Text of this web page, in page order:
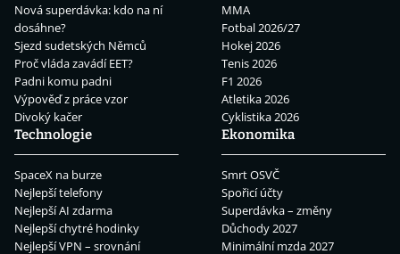
Nová superdávka: kdo na ní
dosáhne?
Sjezd sudetských Němců
Proč vláda zavádí EET?
Padni komu padni
Výpověď z práce vzor
Divoký kačer
MMA
Fotbal 2026/27
Hokej 2026
Tenis 2026
F1 2026
Atletika 2026
Cyklistika 2026
Technologie
SpaceX na burze
Nejlepší telefony
Nejlepší AI zdarma
Nejlepší chytré hodinky
Nejlepší VPN – srovnání
Ekonomika
Smrt OSVČ
Spořicí účty
Superdávka – změny
Důchody 2027
Minimální mzda 2027